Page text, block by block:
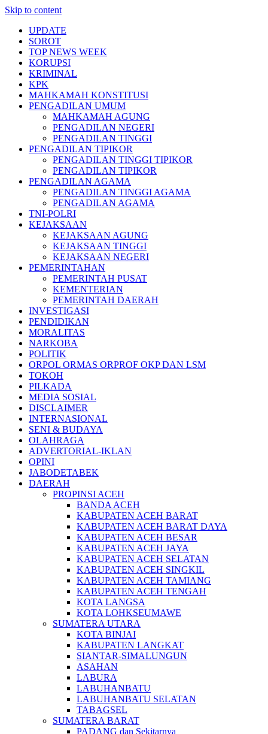
Skip to content
UPDATE
SOROT
TOP NEWS WEEK
KORUPSI
KRIMINAL
KPK
MAHKAMAH KONSTITUSI
PENGADILAN UMUM
MAHKAMAH AGUNG
PENGADILAN NEGERI
PENGADILAN TINGGI
PENGADILAN TIPIKOR
PENGADILAN TINGGI TIPIKOR
PENGADILAN TIPIKOR
PENGADILAN AGAMA
PENGADILAN TINGGI AGAMA
PENGADILAN AGAMA
TNI-POLRI
KEJAKSAAN
KEJAKSAAN AGUNG
KEJAKSAAN TINGGI
KEJAKSAAN NEGERI
PEMERINTAHAN
PEMERINTAH PUSAT
KEMENTERIAN
PEMERINTAH DAERAH
INVESTIGASI
PENDIDIKAN
MORALITAS
NARKOBA
POLITIK
ORPOL ORMAS ORPROF OKP DAN LSM
TOKOH
PILKADA
MEDIA SOSIAL
DISCLAIMER
INTERNASIONAL
SENI & BUDAYA
OLAHRAGA
ADVERTORIAL-IKLAN
OPINI
JABODETABEK
DAERAH
PROPINSI ACEH
BANDA ACEH
KABUPATEN ACEH BARAT
KABUPATEN ACEH BARAT DAYA
KABUPATEN ACEH BESAR
KABUPATEN ACEH JAYA
KABUPATEN ACEH SELATAN
KABUPATEN ACEH SINGKIL
KABUPATEN ACEH TAMIANG
KABUPATEN ACEH TENGAH
KOTA LANGSA
KOTA LOHKSEUMAWE
SUMATERA UTARA
KOTA BINJAI
KABUPATEN LANGKAT
SIANTAR-SIMALUNGUN
ASAHAN
LABURA
LABUHANBATU
LABUHANBATU SELATAN
TABAGSEL
SUMATERA BARAT
PADANG dan Sekitarnya